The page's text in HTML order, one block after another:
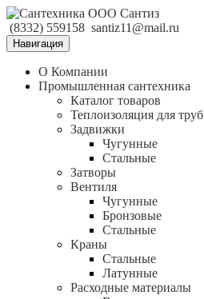
(8332) 559158 santiz11@mail.ru
Навигация
О Компании
Промышленная сантехника
Каталог товаров
Теплоизоляция для труб
Задвижки
Чугунные
Стальные
Затворы
Вентиля
Чугунные
Бронзовые
Стальные
Краны
Стальные
Латунные
Расходные материалы